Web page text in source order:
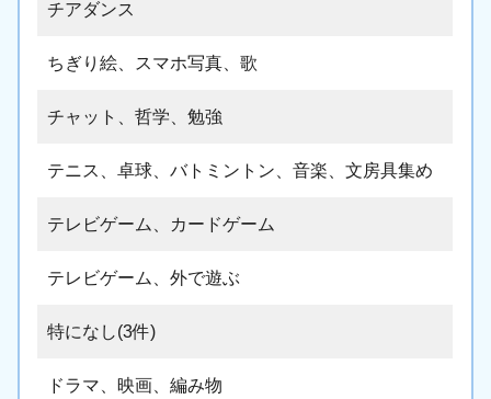
チアダンス
ちぎり絵、スマホ写真、歌
チャット、哲学、勉強
テニス、卓球、バトミントン、音楽、文房具集め
テレビゲーム、カードゲーム
テレビゲーム、外で遊ぶ
特になし(3件)
ドラマ、映画、編み物